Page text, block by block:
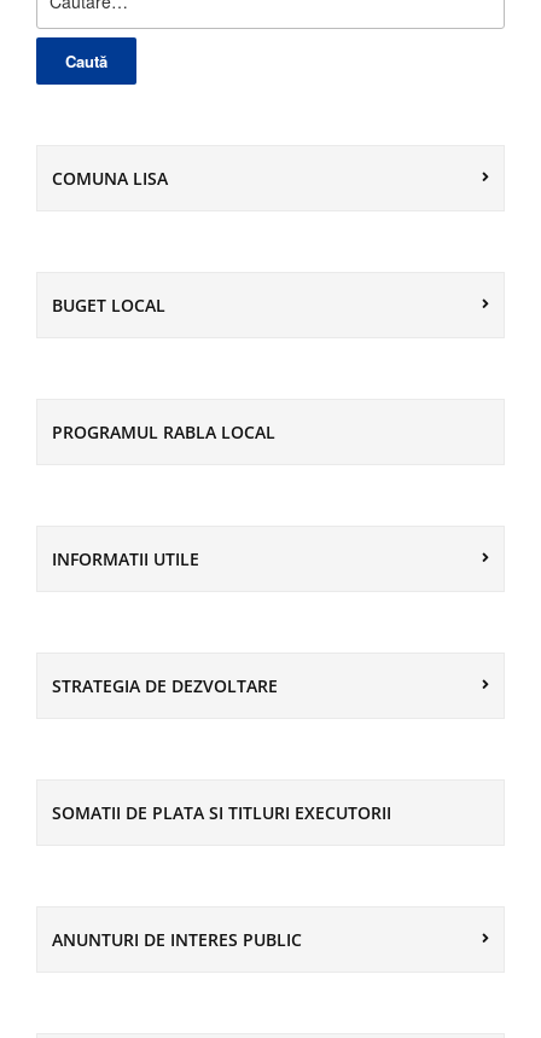
după:
COMUNA LISA
BUGET LOCAL
PROGRAMUL RABLA LOCAL
INFORMATII UTILE
STRATEGIA DE DEZVOLTARE
SOMATII DE PLATA SI TITLURI EXECUTORII
ANUNTURI DE INTERES PUBLIC